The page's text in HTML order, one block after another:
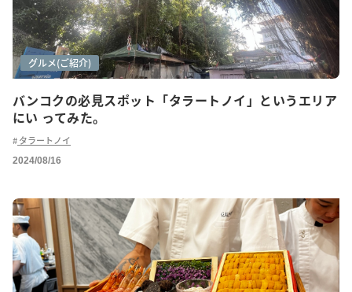
バンコクの必見スポット「タラートノイ」というエリア
にい ってみた。
アートシーン
カフェ巡り
グルメ(ご紹介)
タラートノイ
2024/08/16